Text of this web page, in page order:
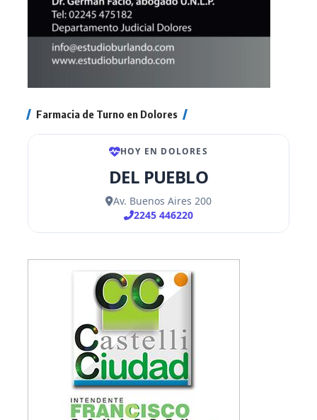
Farmacia de Turno en Dolores